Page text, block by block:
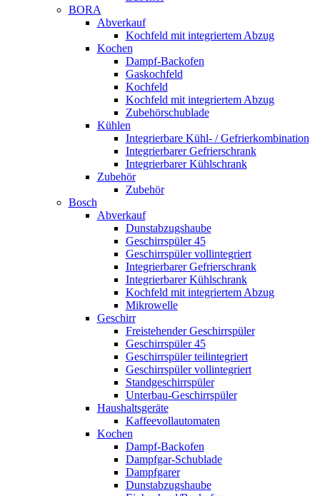
BORA
Abverkauf
Kochfeld mit integriertem Abzug
Kochen
Dampf-Backofen
Gaskochfeld
Kochfeld
Kochfeld mit integriertem Abzug
Zubehörschublade
Kühlen
Integrierbare Kühl- / Gefrierkombination
Integrierbarer Gefrierschrank
Integrierbarer Kühlschrank
Zubehör
Zubehör
Bosch
Abverkauf
Dunstabzugshaube
Geschirrspüler 45
Geschirrspüler vollintegriert
Integrierbarer Gefrierschrank
Integrierbarer Kühlschrank
Kochfeld mit integriertem Abzug
Mikrowelle
Geschirr
Freistehender Geschirrspüler
Geschirrspüler 45
Geschirrspüler teilintegriert
Geschirrspüler vollintegriert
Standgeschirrspüler
Unterbau-Geschirrspüler
Haushaltsgeräte
Kaffeevollautomaten
Kochen
Dampf-Backofen
Dampfgar-Schublade
Dampfgarer
Dunstabzugshaube